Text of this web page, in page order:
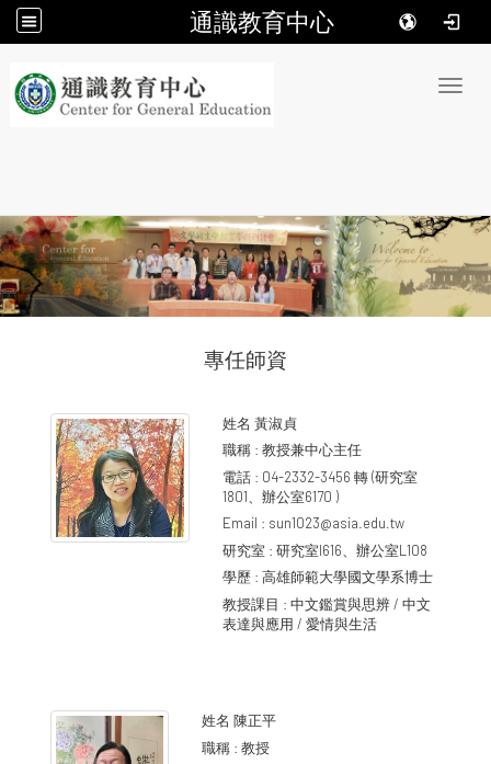
通識教育中心
專任師資
姓名 黃淑貞
職稱 : 教授兼中心主任
電話 : 04-2332-3456 轉 (研究室
1801、辦公室6170 )
Email : sun1023@asia.edu.tw
研究室 : 研究室I616、辦公室L108
學歷 : 高雄師範大學國文學系博士
教授課目 : 中文鑑賞與思辨 / 中文
表達與應用 / 愛情與生活
姓名 陳正平
職稱 : 教授